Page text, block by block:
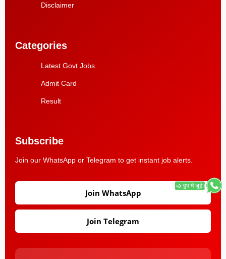
Disclaimer
Categories
Latest Govt Jobs
Admit Card
Result
Subscribe
Join our WhatsApp or Telegram to get instant job alerts.
Join WhatsApp
Join Telegram